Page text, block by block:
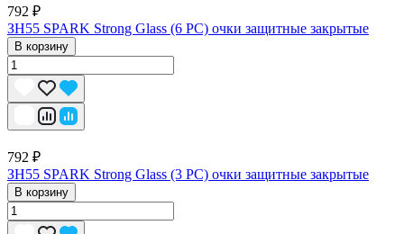
792 ₽
ЗН55 SPARK Strong Glass (6 PC) очки защитные закрытые
В корзину
792 ₽
ЗН55 SPARK Strong Glass (3 PC) очки защитные закрытые
В корзину